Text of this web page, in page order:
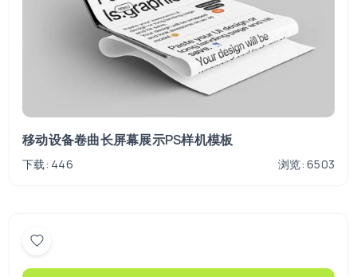
移动设备卷曲长屏幕展示PS样机模板
下载: 446 浏览: 6503